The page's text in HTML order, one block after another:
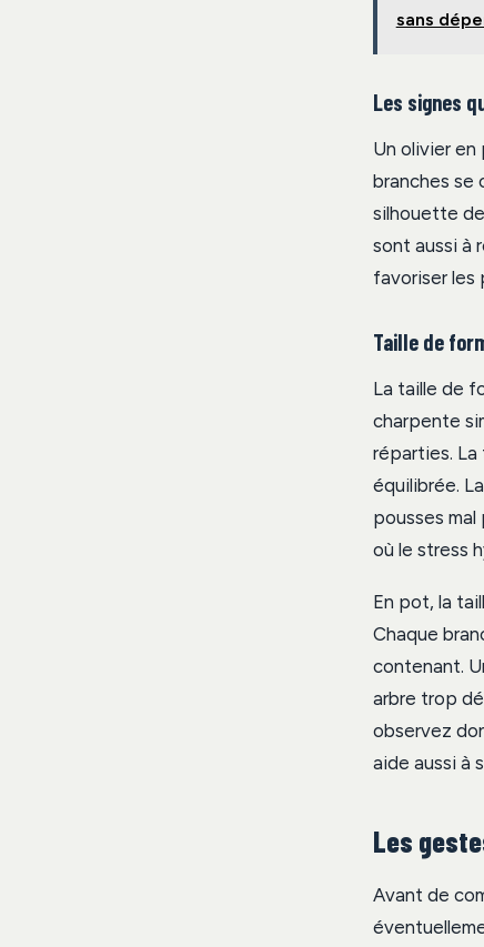
sans
Les signes
Un olivier
branches se
silhouette
sont aussi à
favoriser les
Taille de
La taille de
charpente
réparties. La
équilibrée.
pousses
où le stress
En pot, la
Chaque
contenant.
arbre trop
observez
aide aussi à
Les
Avant de